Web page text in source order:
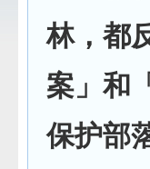
林，都
案」和
保护部